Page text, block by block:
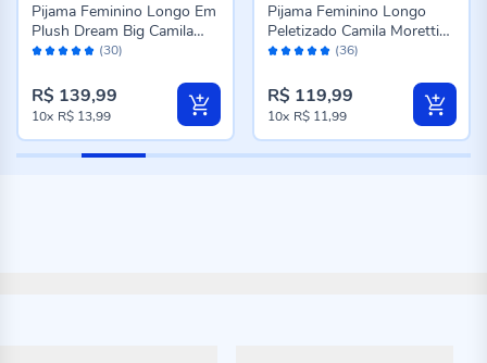
Avaliação: (30)
Pijama Feminino Longo Em
Plush Dream Big Camila
Moretti Rose
R$ 139,99
10x R$ 13,99
Avaliação: (36)
Pijama Feminino Longo
Peletizado Camila Moretti
Cinza Fosco
R$ 119,99
10x R$ 11,99